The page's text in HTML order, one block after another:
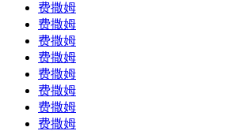
费撒姆
费撒姆
费撒姆
费撒姆
费撒姆
费撒姆
费撒姆
费撒姆